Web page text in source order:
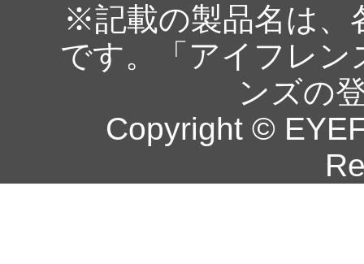
※記載の製品名は、
です。「アイフレ
ンズの
Copyright ©